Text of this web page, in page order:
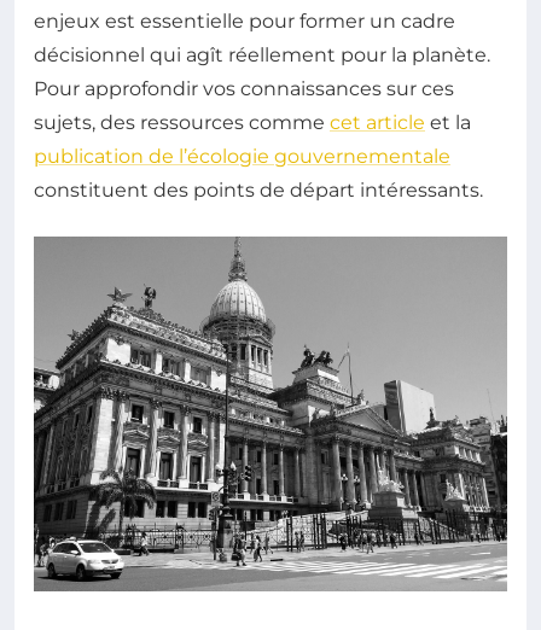
enjeux est essentielle pour former un cadre
décisionnel qui agît réellement pour la planète.
Pour approfondir vos connaissances sur ces
sujets, des ressources comme cet article et la
publication de l’écologie gouvernementale
constituent des points de départ intéressants.